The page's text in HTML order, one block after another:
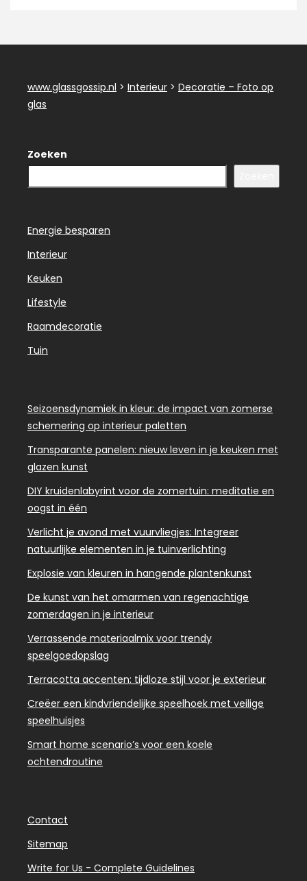
www.glassgossip.nl > Interieur > Decoratie – Foto op
glas
Zoeken
Energie besparen
Interieur
Keuken
Lifestyle
Raamdecoratie
Tuin
Seizoensdynamiek in kleur: de impact van zomerse
schemering op interieur paletten
Transparante panelen: nieuw leven in je keuken met
glazen kunst
DIY kruidenlabyrint voor de zomertuin: meditatie en
oogst in één
Verlicht je avond met vuurvliegjes: Integreer
natuurlijke elementen in je tuinverlichting
Explosie van kleuren in hangende plantenkunst
De kunst van het omarmen van regenachtige
zomerdagen in je interieur
Verrassende materiaalmix voor trendy
speelgoedopslag
Terracotta accenten: tijdloze stijl voor je exterieur
Creëer een kindvriendelijke speelhoek met veilige
speelhuisjes
Smart home scenario’s voor een koele
ochtendroutine
Contact
Sitemap
Write for Us - Complete Guidelines